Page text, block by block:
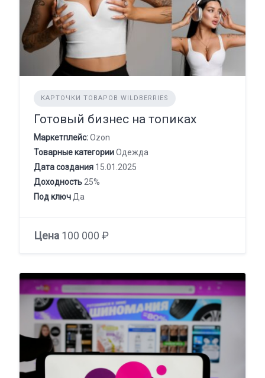
КАРТОЧКИ ТОВАРОВ WILDBERRIES
Готовый бизнес на топиках
Маркетплейс:Ozon
Товарные категорииОдежда
Дата создания 15.01.2025
Доходность25%
Под ключДа
Цена 100 000 ₽